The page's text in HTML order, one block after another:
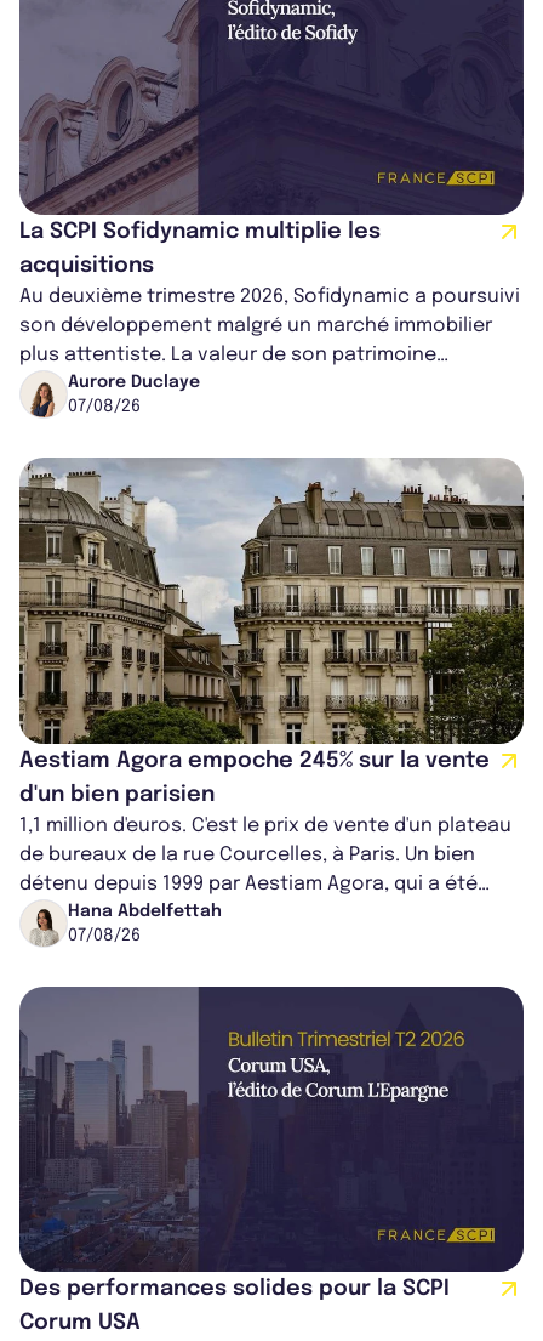
La SCPI Sofidynamic multiplie les
acquisitions
Au deuxième trimestre 2026, Sofidynamic a poursuivi
son développement malgré un marché immobilier
plus attentiste. La valeur de son patrimoine
progresse de 3,8% à périmètre constan...
Aurore Duclaye
07/08/26
Aestiam Agora empoche 245% sur la vente
d'un bien parisien
1,1 million d'euros. C'est le prix de vente d'un plateau
de bureaux de la rue Courcelles, à Paris. Un bien
détenu depuis 1999 par Aestiam Agora, qui a été
cédé avec une plus-value...
Hana Abdelfettah
07/08/26
Des performances solides pour la SCPI
Corum USA